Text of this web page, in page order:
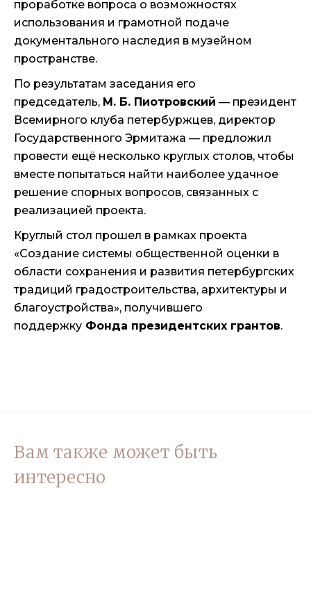
проработке вопроса о возможностях
использования и грамотной подаче
документального наследия в музейном
пространстве.
По результатам заседания его
председатель, М. Б. Пиотровский — президент
Всемирного клуба петербуржцев, директор
Государственного Эрмитажа — предложил
провести ещё несколько круглых столов, чтобы
вместе попытаться найти наиболее удачное
решение спорных вопросов, связанных с
реализацией проекта.
Круглый стол прошел в рамках проекта
«Создание системы общественной оценки в
области сохранения и развития петербургских
традиций градостроительства, архитектуры и
благоустройства», получившего
поддержку Фонда президентских грантов.
Вам также может быть
интересно